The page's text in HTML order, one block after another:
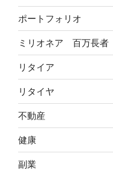
ポートフォリオ
ミリオネア 百万長者
リタイア
リタイヤ
不動産
健康
副業